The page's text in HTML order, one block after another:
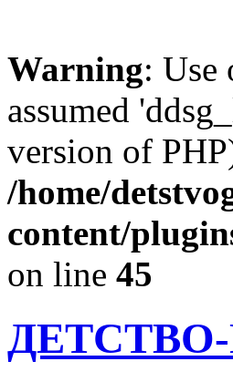
Warning: Use
assumed
version of
/home/
content/
on line 45